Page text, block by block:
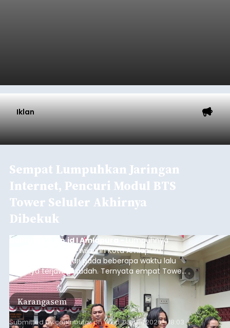
Iklan
Sempat Lumpuhkan Jaringan
Internet, Pencuri Modul BTS
Tower Seluler Akhirnya
Dibekuk
balitribune.co.id I Amlapura - Lumpuhnya
jaringan internet di wilayah Kota Amlapura
selama berhari-hari pada beberapa waktu lalu
akhirnya terjawab sudah. Ternyata empat Tower
BTS Seluler yang berada di lokasi berbeda di
wilayah Karangasem telah dibobol maling,
dimana bagian modul penguat signal yang
berada di Tower BTS Seluler itu hilang dicuri.
Karangasem
Submitted bycontributoronWed, 08/05/2026 - 18:03